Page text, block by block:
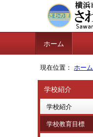
ホーム
現在位置： ホーム
学校紹介
学校紹介
学校教育目標